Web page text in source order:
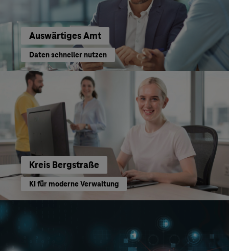
Auswärtiges Amt
Daten schneller nutzen
Kreis Bergstraße
KI für moderne Verwaltung